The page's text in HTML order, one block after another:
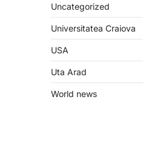
Uncategorized
Universitatea Craiova
USA
Uta Arad
World news